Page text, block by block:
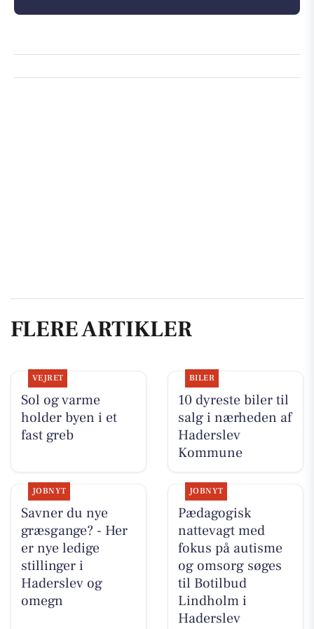
FLERE ARTIKLER
VEJRET
Sol og varme
holder byen i et
fast greb
BILER
10 dyreste biler til
salg i nærheden af
Haderslev
Kommune
JOBNYT
Savner du nye
græsgange? - Her
er nye ledige
stillinger i
Haderslev og
omegn
JOBNYT
Pædagogisk
nattevagt med
fokus på autisme
og omsorg søges
til Botilbud
Lindholm i
Haderslev